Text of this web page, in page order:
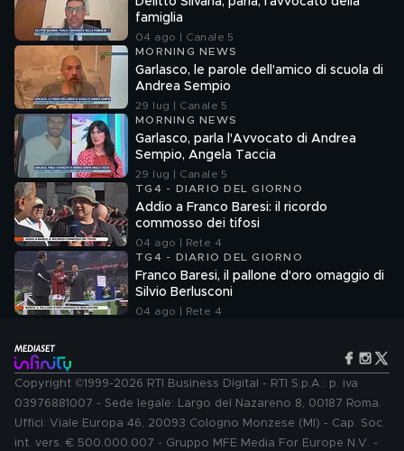
famiglia
04 ago | Canale 5
MORNING NEWS
Garlasco, le parole dell'amico di scuola di
Andrea Sempio
29 lug | Canale 5
MORNING NEWS
Garlasco, parla l'Avvocato di Andrea
Sempio, Angela Taccia
29 lug | Canale 5
TG4 - DIARIO DEL GIORNO
Addio a Franco Baresi: il ricordo
commosso dei tifosi
04 ago | Rete 4
TG4 - DIARIO DEL GIORNO
Franco Baresi, il pallone d'oro omaggio di
Silvio Berlusconi
04 ago | Rete 4
Copyright ©1999-2026 RTI Business Digital - RTI S.p.A.: p. iva
03976881007 - Sede legale: Largo del Nazareno 8, 00187 Roma.
Uffici: Viale Europa 46, 20093 Cologno Monzese (MI) - Cap. Soc.
int. vers. € 500.000.007 - Gruppo MFE Media For Europe N.V. -